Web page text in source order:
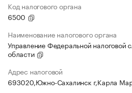
Код налогового органа
6500
Наименование налогового органа
Управление Федеральной налоговой
области
Адрес налоговой
693020,Южно-Сахалинск г,Карла